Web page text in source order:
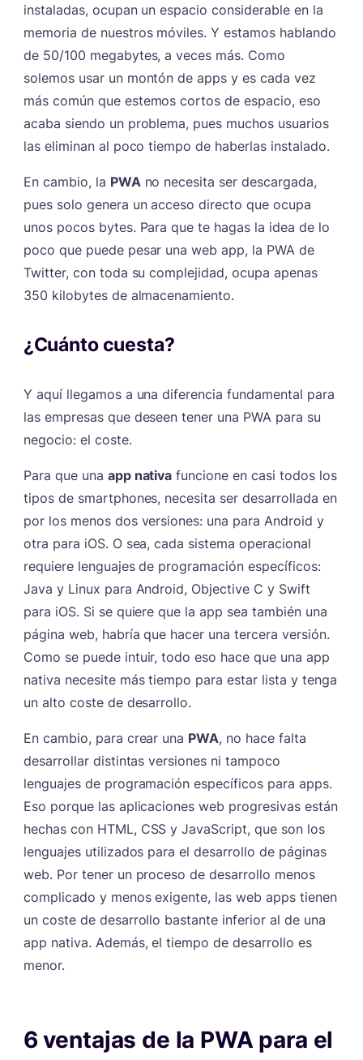
instaladas, ocupan un espacio considerable en la
memoria de nuestros móviles. Y estamos hablando
de 50/100 megabytes, a veces más. Como
solemos usar un montón de apps y es cada vez
más común que estemos cortos de espacio, eso
acaba siendo un problema, pues muchos usuarios
las eliminan al poco tiempo de haberlas instalado.
En cambio, la PWA no necesita ser descargada,
pues solo genera un acceso directo que ocupa
unos pocos bytes. Para que te hagas la idea de lo
poco que puede pesar una web app, la PWA de
Twitter, con toda su complejidad, ocupa apenas
350 kilobytes de almacenamiento.
¿Cuánto cuesta?
Y aquí llegamos a una diferencia fundamental para
las empresas que deseen tener una PWA para su
negocio: el coste.
Para que una app nativa funcione en casi todos los
tipos de smartphones, necesita ser desarrollada en
por los menos dos versiones: una para Android y
otra para iOS. O sea, cada sistema operacional
requiere lenguajes de programación específicos:
Java y Linux para Android, Objective C y Swift
para iOS. Si se quiere que la app sea también una
página web, habría que hacer una tercera versión.
Como se puede intuir, todo eso hace que una app
nativa necesite más tiempo para estar lista y tenga
un alto coste de desarrollo.
En cambio, para crear una PWA, no hace falta
desarrollar distintas versiones ni tampoco
lenguajes de programación específicos para apps.
Eso porque las aplicaciones web progresivas están
hechas con HTML, CSS y JavaScript, que son los
lenguajes utilizados para el desarrollo de páginas
web. Por tener un proceso de desarrollo menos
complicado y menos exigente, las web apps tienen
un coste de desarrollo bastante inferior al de una
app nativa. Además, el tiempo de desarrollo es
menor.
6 ventajas de la PWA para el